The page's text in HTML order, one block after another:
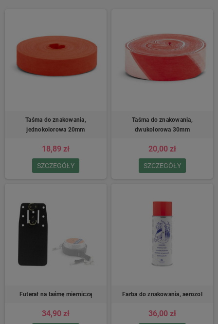
Taśma do znakowania,
jednokolorowa 20mm
18,89 zł
SZCZEGÓŁY
Taśma do znakowania,
dwukolorowa 30mm
20,00 zł
SZCZEGÓŁY
Futerał na taśmę mierniczą
34,90 zł
Farba do znakowania, aerozol
36,00 zł